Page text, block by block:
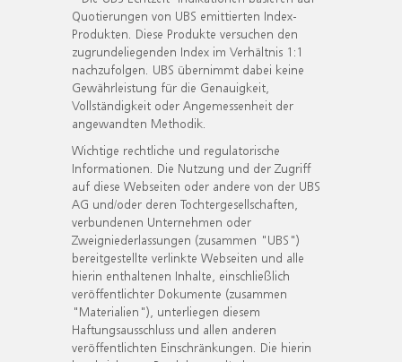
Quotierungen von UBS emittierten Index-
Produkten. Diese Produkte versuchen den
zugrundeliegenden Index im Verhältnis 1:1
nachzufolgen. UBS übernimmt dabei keine
Gewährleistung für die Genauigkeit,
Vollständigkeit oder Angemessenheit der
angewandten Methodik.
Wichtige rechtliche und regulatorische
Informationen. Die Nutzung und der Zugriff
auf diese Webseiten oder andere von der UBS
AG und/oder deren Tochtergesellschaften,
verbundenen Unternehmen oder
Zweigniederlassungen (zusammen "UBS")
bereitgestellte verlinkte Webseiten und alle
hierin enthaltenen Inhalte, einschließlich
veröffentlichter Dokumente (zusammen
"Materialien"), unterliegen diesem
Haftungsausschluss und allen anderen
veröffentlichten Einschränkungen. Die hierin